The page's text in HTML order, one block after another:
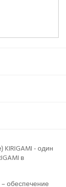
- один
в
обеспечение